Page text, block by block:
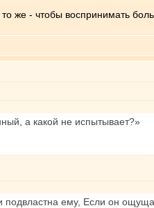
же - чтобы воспринимать
а какой не испытывает?»
ему, Если он